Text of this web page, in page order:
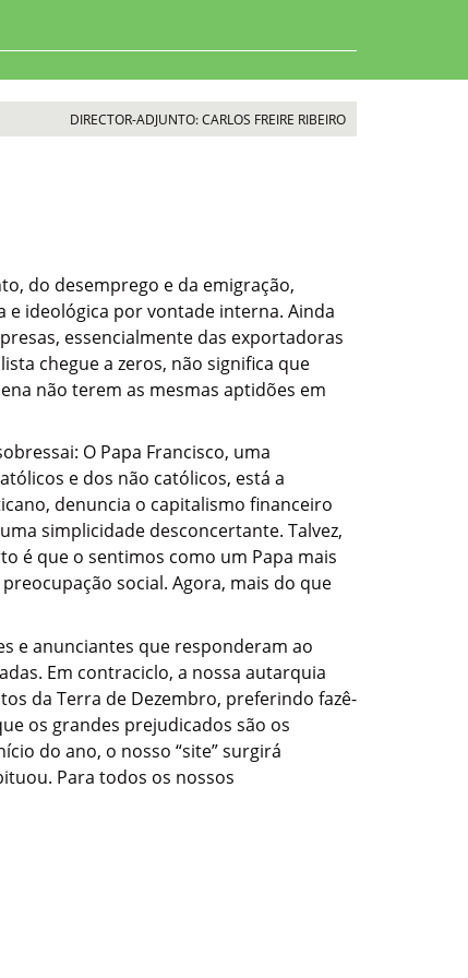
DIRECTOR-ADJUNTO: CARLOS FREIRE RIBEIRO
do desemprego e da emigração,
ideológica por vontade interna. Ainda
essencialmente das exportadoras
chegue a zeros, não significa que
não terem as mesmas aptidões em
O Papa Francisco, uma
e dos não católicos, está a
denuncia o capitalismo financeiro
simplicidade desconcertante. Talvez,
é que o sentimos como um Papa mais
social. Agora, mais do que
e anunciantes que responderam ao
Em contraciclo, a nossa autarquia
da Terra de Dezembro, preferindo fazê-
os grandes prejudicados são os
do ano, o nosso “site” surgirá
Para todos os nossos